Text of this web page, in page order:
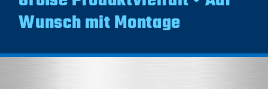
Wunsch mit Montage